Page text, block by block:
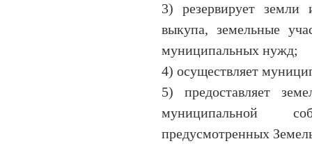
3) резервирует
выкупа, земельные
муниципальных нужд;
4) осуществляет
5) предоставляет
муниципальной
предусмотренных